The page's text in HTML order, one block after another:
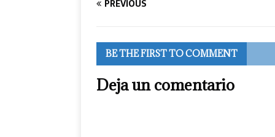
PREVIOUS
BE THE FIRST TO COMMENT
Deja un comentario